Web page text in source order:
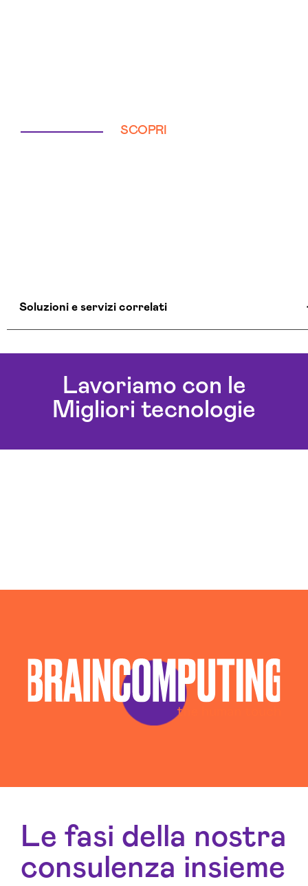
SCOPRI
Soluzioni e servizi correlati
Colocation Data Center Messina
Realizzazione Siti Wordpress Messina
Servizi Hosting Messina
Lavoriamo con le
Migliori tecnologie
Le fasi della nostra
consulenza insieme